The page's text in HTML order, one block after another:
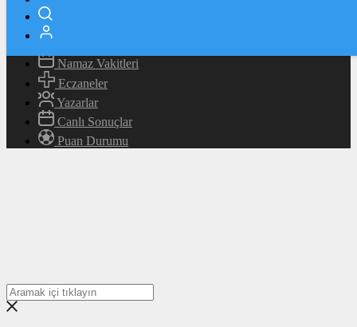
Namaz Vakitleri
Eczaneler
Yazarlar
Canlı Sonuçlar
Puan Durumu